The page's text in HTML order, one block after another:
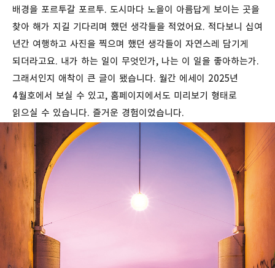
배경을 포르투갈 포르투. 도시마다 노을이 아름답게 보이는 곳을
찾아 해가 지길 기다리며 했던 생각들을 적었어요. 적다보니 십여
년간 여행하고 사진을 찍으며 했던 생각들이 자연스레 담기게
되더라고요. 내가 하는 일이 무엇인가, 나는 이 일을 좋아하는가.
그래서인지 애착이 큰 글이 됐습니다. 월간 에세이 2025년
4월호에서 보실 수 있고, 홈페이지에서도 미리보기 형태로
읽으실 수 있습니다. 즐거운 경험이었습니다.